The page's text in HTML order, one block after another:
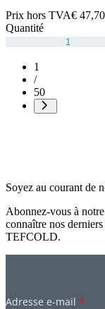
Prix hors TVA€ 47,70
Quantité
1
/
50
Soyez au courant de
Abonnez-vous à
connaître nos
TEFCOLD.
Adresse e-mail *